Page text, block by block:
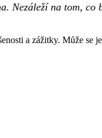
na tom, co
a zážitky. Může se